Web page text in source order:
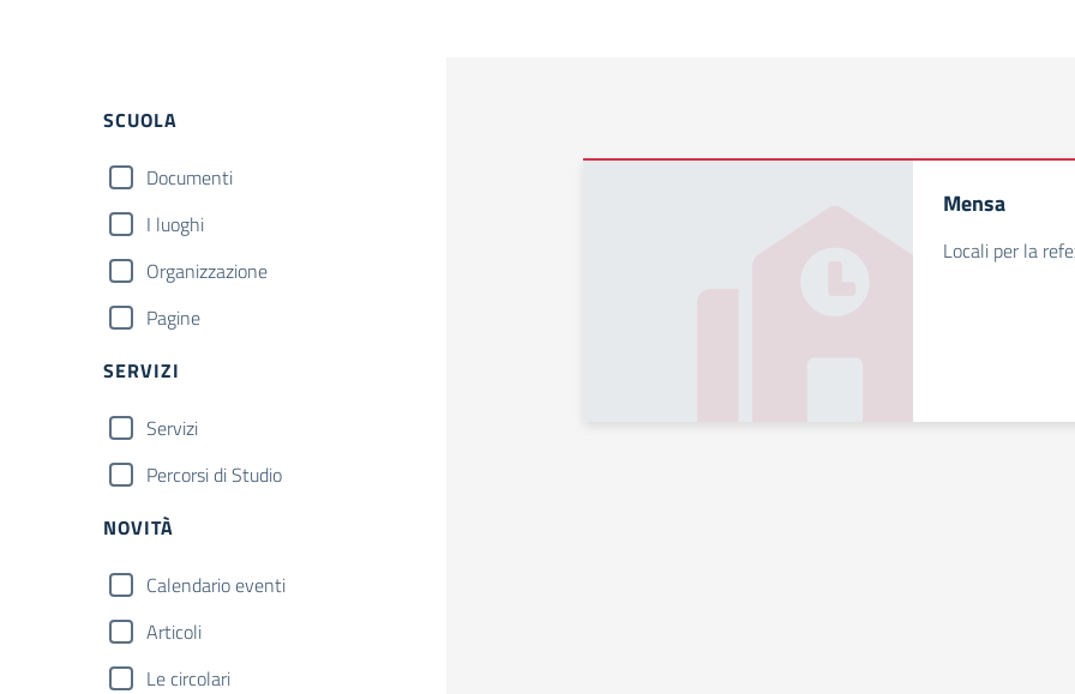
Filtri
SCUOLA
Documenti
I luoghi
Organizzazione
Pagine
SERVIZI
Servizi
Percorsi di Studio
NOVITÀ
Calendario eventi
Articoli
Le circolari
Mensa
Locali per la